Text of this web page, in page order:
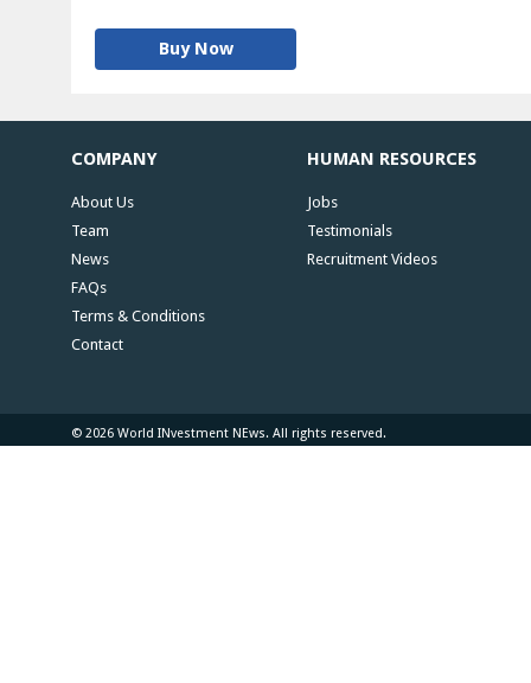
Buy Now
COMPANY
About Us
Team
News
FAQs
Terms & Conditions
Contact
HUMAN RESOURCES
Jobs
Testimonials
Recruitment Videos
© 2026 World INvestment NEws. All rights reserved.